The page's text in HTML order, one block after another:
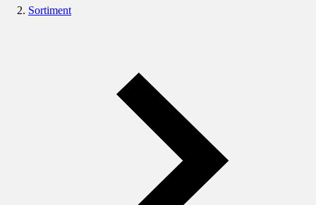
Sortiment